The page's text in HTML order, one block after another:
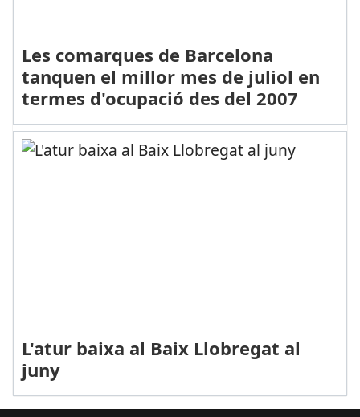
Les comarques de Barcelona
tanquen el millor mes de juliol en
termes d'ocupació des del 2007
L'atur baixa al Baix Llobregat al
juny